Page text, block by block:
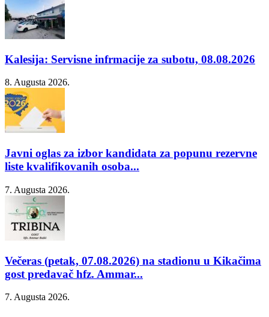
Kalesija: Servisne infrmacije za subotu, 08.08.2026
8. Augusta 2026.
Javni oglas za izbor kandidata za popunu rezervne
liste kvalifikovanih osoba...
7. Augusta 2026.
Večeras (petak, 07.08.2026) na stadionu u Kikačima
gost predavač hfz. Ammar...
7. Augusta 2026.